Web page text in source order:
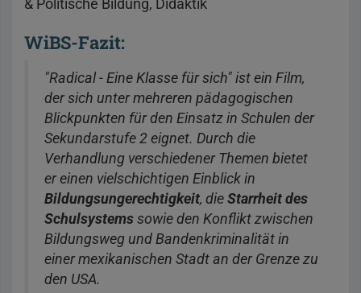
& Politische Bildung, Didaktik
WiBS-Fazit:
"Radical - Eine Klasse für sich" ist ein Film,
der sich unter mehreren pädagogischen
Blickpunkten für den Einsatz in Schulen der
Sekundarstufe 2 eignet. Durch die
Verhandlung verschiedener Themen bietet
er einen vielschichtigen Einblick in
Bildungsungerechtigkeit, die Starrheit des
Schulsystems sowie den Konflikt zwischen
Bildungsweg und Bandenkriminalität in
einer mexikanischen Stadt an der Grenze zu
den USA.